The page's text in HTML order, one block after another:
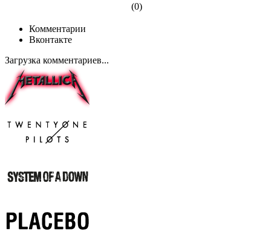
(0)
Комментарии
Вконтакте
Загрузка комментариев...